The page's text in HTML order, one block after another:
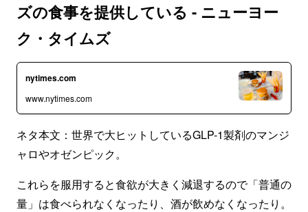
ズの食事を提供している - ニューヨー
ク・タイムズ
nytimes.com
www.nytimes.com
ネタ本文：世界で大ヒットしているGLP-1製剤のマンジ
ャロやオゼンピック。
これらを服用すると食欲が大きく減退するので「普通の
量」は食べられなくなったり、酒が飲めなくなったり。